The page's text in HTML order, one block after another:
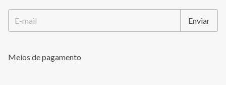
Meios de pagamento